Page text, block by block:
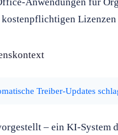
Lizenzen
Treiber-Updates
– ein KI-System